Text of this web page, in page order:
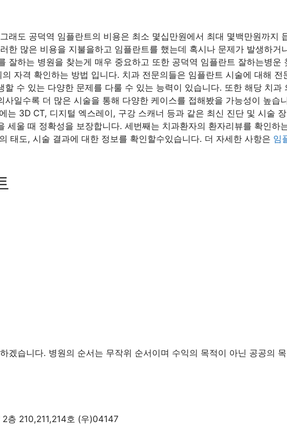
래도 공덕역 임플란트의 비용은 최소 몇십만원에서 최대 몇백만원까지
한 많은 비용을 지불을하고 임플란트를 했는데 혹시나 문제가 발생하거
잘하는 병원을 찾는게 매우 중요하고 또한 공덕역 임플란트 잘하는병운
자격 확인하는 방법 입니다. 치과 전문의들은 임플란트 시술에 대해 전
수 있는 다양한 문제를 다룰 수 있는 능력이 있습니다. 또한 해당 치과
일수록 더 많은 시술을 통해 다양한 케이스를 접해봤을 가능성이 높습
는 3D CT, 디지털 엑스레이, 구강 스캐너 등과 같은 최신 진단 및 시술
세울 때 정확성을 보장합니다. 세번째는 치과환자의 환자리뷰를 확인하
태도, 시술 결과에 대한 정보를 확인할수있습니다. 더 자세한 사항은 임
겠습니다. 병원의 순서는 무작위 순서이며 수익의 목적이 아닌 공공의
층 210,211,214호 (우)04147